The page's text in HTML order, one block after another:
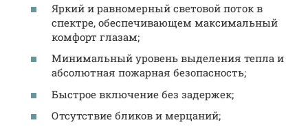
Яркий и равномерный световой поток в
спектре, обеспечивающем максимальный
комфорт глазам;
Минимальный уровень выделения тепла и
абсолютная пожарная безопасность;
Быстрое включение без задержек;
Отсутствие бликов и мерцаний;